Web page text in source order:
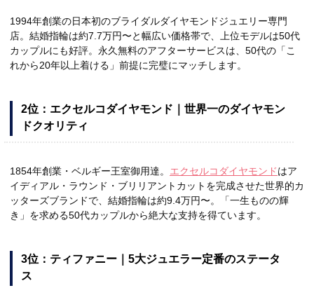
1994年創業の日本初のブライダルダイヤモンドジュエリー専門
店。結婚指輪は約7.7万円〜と幅広い価格帯で、上位モデルは50代
カップルにも好評。永久無料のアフターサービスは、50代の「こ
れから20年以上着ける」前提に完璧にマッチします。
2位：エクセルコダイヤモンド｜世界一のダイヤモン
ドクオリティ
1854年創業・ベルギー王室御用達。 エクセルコダイヤモンドはア
イディアル・ラウンド・ブリリアントカットを完成させた世界的カ
ッターズブランドで、結婚指輪は約9.4万円〜。「一生ものの輝
き」を求める50代カップルから絶大な支持を得ています。
3位：ティファニー｜5大ジュエラー定番のステータ
ス